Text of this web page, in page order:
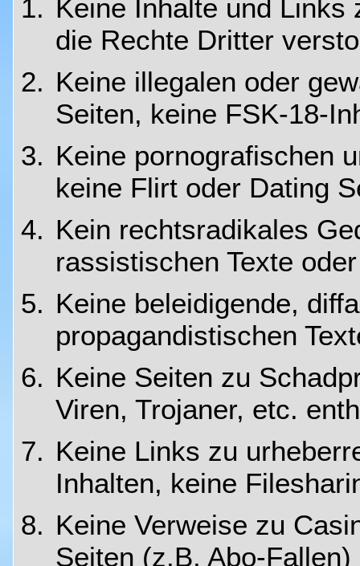
Keine Inhalte und
die Rechte Dritter
Keine illegalen oder
Seiten, keine FSK-18-
Keine pornografischen
keine Flirt oder Dating
Kein rechtsradikales
rassistischen Texte
Keine beleidigende,
propagandistischen
Keine Seiten zu
Viren, Trojaner, etc.
Keine Links zu
Inhalten, keine
Keine Verweise zu
Seiten (z.B. Abo-Fallen)